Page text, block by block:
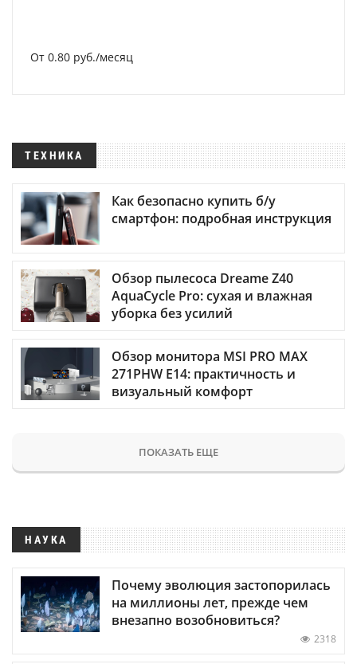
От 0.80 руб./месяц
ТЕХНИКА
Как безопасно купить б/у
смартфон: подробная инструкция
Обзор пылесоса Dreame Z40
AquaCycle Pro: сухая и влажная
уборка без усилий
Обзор монитора MSI PRO MAX
271PHW E14: практичность и
визуальный комфорт
ПОКАЗАТЬ ЕЩЕ
НАУКА
Почему эволюция застопорилась
на миллионы лет, прежде чем
внезапно возобновиться?
2318